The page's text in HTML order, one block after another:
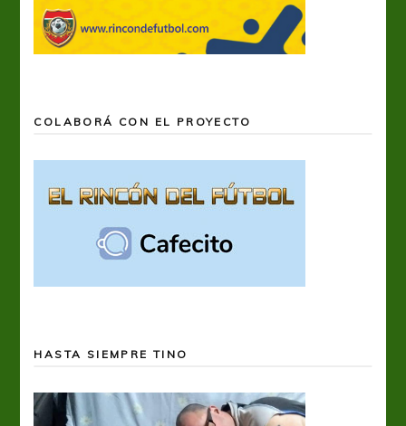
COLABORÁ CON EL PROYECTO
HASTA SIEMPRE TINO